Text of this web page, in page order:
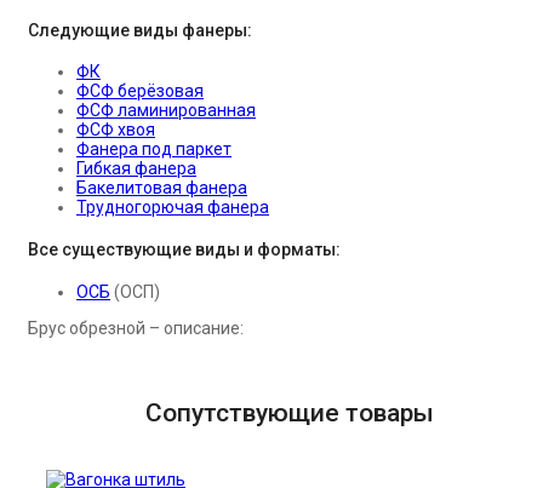
Следующие виды фанеры:
ФК
ФСФ берёзовая
ФСФ ламинированная
ФСФ хвоя
Фанера под паркет
Гибкая фанера
Бакелитовая фанера
Трудногорючая фанера
Все существующие виды и форматы:
ОСБ (ОСП)
Брус обрезной – описание:
Сопутствующие товары